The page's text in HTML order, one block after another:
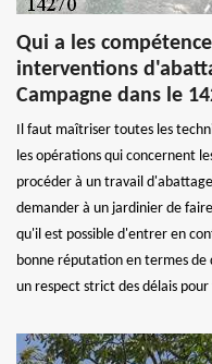
Qui a les
interventions
Campagne dans le
Il faut maîtriser toutes les
les opérations qui concernent
procéder à un travail
demander à un jardinier de
qu'il est possible d'entrer en
bonne réputation en termes de
un respect strict des délais